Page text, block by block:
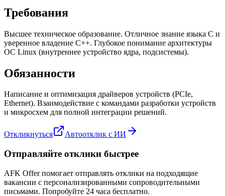
Требования
Высшее техническое образование. Отличное знание языка C и
уверенное владение C++. Глубокое понимание архитектуры
ОС Linux (внутреннее устройство ядра, подсистемы).
Обязанности
Написание и оптимизация драйверов устройств (PCIe,
Ethernet). Взаимодействие с командами разработки устройств
и микросхем для полной интеграции решений.
Откликнуться Автоотклик с ИИ
Отправляйте отклики быстрее
AFK Offer помогает отправлять отклики на подходящие
вакансии с персонализированными сопроводительными
письмами. Попробуйте 24 часа бесплатно.